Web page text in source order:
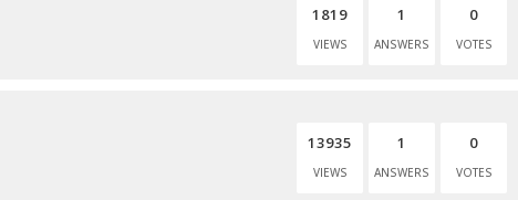
1819
VIEWS
1
ANSWERS
0
VOTES
13935
VIEWS
1
ANSWERS
0
VOTES